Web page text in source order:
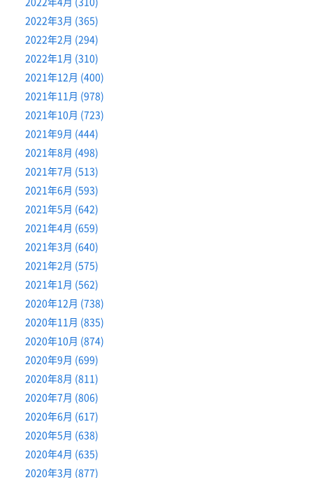
2022年3月 (365)
2022年2月 (294)
2022年1月 (310)
2021年12月 (400)
2021年11月 (978)
2021年10月 (723)
2021年9月 (444)
2021年8月 (498)
2021年7月 (513)
2021年6月 (593)
2021年5月 (642)
2021年4月 (659)
2021年3月 (640)
2021年2月 (575)
2021年1月 (562)
2020年12月 (738)
2020年11月 (835)
2020年10月 (874)
2020年9月 (699)
2020年8月 (811)
2020年7月 (806)
2020年6月 (617)
2020年5月 (638)
2020年4月 (635)
2020年3月 (877)